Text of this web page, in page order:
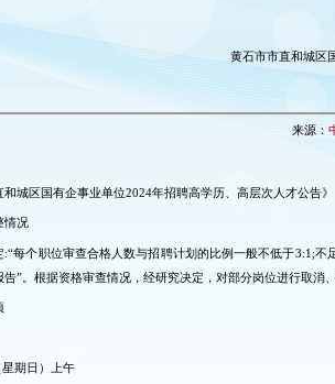
黄石市市直和城区
来源：
城区国有企事业单位2024年招聘高学历、高层次人才公告
情况
:“每个职位审查合格人数与招聘计划的比例一般不低于3:1;
”。根据资格审查情况，经研究决定，对部分岗位进行取
期日）上午